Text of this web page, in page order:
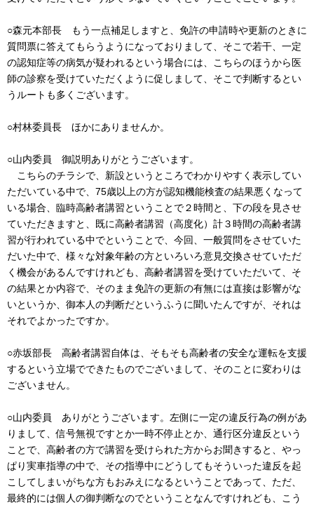
○森元本部長 もう一点補足しますと、免許の申請時や更新のときに
質問票に答えてもらうようになっておりまして、そこで若干、一定
の認知症等の病気が疑われるという場合には、こちらのほうから医
師の診察を受けていただくように促しまして、そこで判断するとい
うルートも多くございます。
○村林委員長 ほかにありませんか。
○山内委員 御説明ありがとうございます。
こちらのチラシで、新設というところでわかりやすく表示してい
ただいている中で、75歳以上の方が認知機能検査の結果悪くなって
いる場合、臨時高齢者講習ということで２時間と、下の段を見させ
ていただきますと、既に高齢者講習（高度化）計３時間の高齢者講
習が行われている中でということで、今回、一般質問をさせていた
だいた中で、様々な対象年齢の方といろいろ意見交換させていただ
く機会があるんですけれども、高齢者講習を受けていただいて、そ
の結果とか内容で、そのまま免許の更新の有無には直接は影響がな
いというか、御本人の判断だというふうに聞いたんですが、それは
それでよかったですか。
○赤坂部長 高齢者講習自体は、そもそも高齢者の安全な運転を支援
するという立場でできたものでございまして、そのことに変わりは
ございません。
○山内委員 ありがとうございます。左側に一定の違反行為の例があ
りまして、信号無視ですとか一時不停止とか、通行区分違反という
ことで、高齢者の方で講習を受けられた方からお聞きすると、やっ
ぱり実車指導の中で、その指導中にどうしてもそういった違反を起
こしてしまいがちな方もおみえになるということであって、ただ、
最終的には個人の御判断なのでということなんですけれども、こう